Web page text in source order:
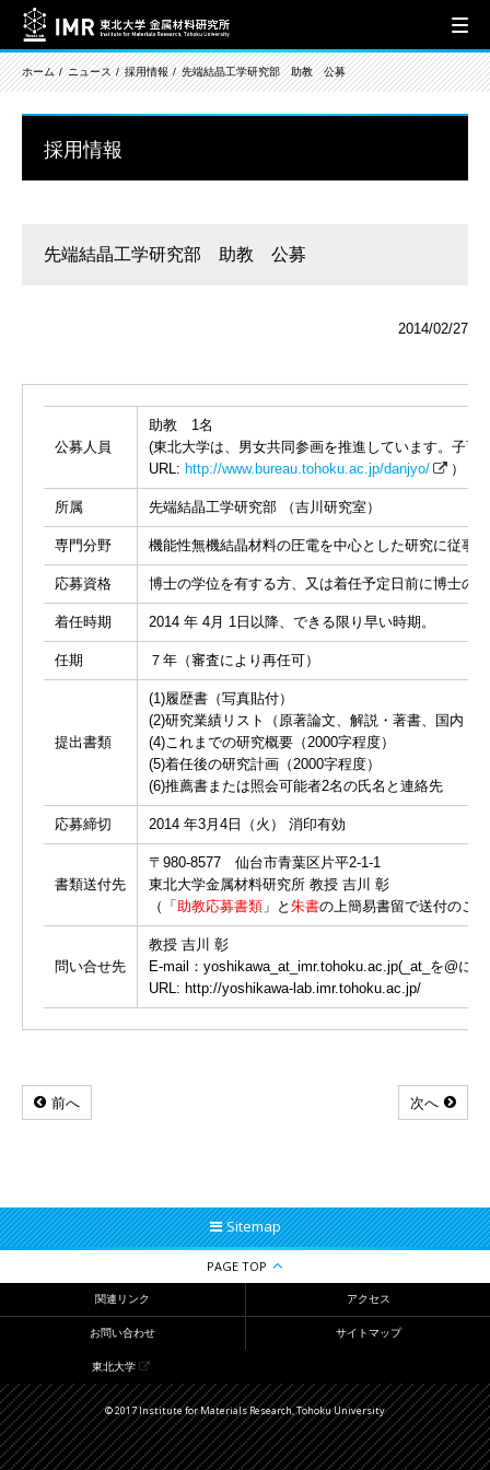
ホーム ニュース 採用情報 先端結晶工学研究部 助教 公募
採用情報
先端結晶工学研究部 助教 公募
2014/02/27
公募人員
助教 1名
(東北大学は、男女共同参画を推進しています。子
URL: http://www.bureau.tohoku.ac.jp/danjyo/ ）
所属 先端結晶工学研究部 （吉川研究室）
専門分野 機能性無機結晶材料の圧電を中心とした研究に従事
応募資格 博士の学位を有する方、又は着任予定日前に博士の
着任時期 2014 年 4月 1日以降、できる限り早い時期。
任期 ７年（審査により再任可）
提出書類
(1)履歴書（写真貼付）
(2)研究業績リスト（原著論文、解説・著書、国内・
(4)これまでの研究概要（2000字程度）
(5)着任後の研究計画（2000字程度）
(6)推薦書または照会可能者2名の氏名と連絡先
応募締切 2014 年3月4日（火） 消印有効
書類送付先
〒980-8577 仙台市青葉区片平2-1-1
東北大学金属材料研究所 教授 吉川 彰
（「 助教応募書類 」と 朱書の上簡易書留で送付のこ
問い合せ先
教授 吉川 彰
E-mail：yoshikawa_at_imr.tohoku.ac.jp(_at_を@に
URL: http://yoshikawa-lab.imr.tohoku.ac.jp/
前へ 次へ
Sitemap
PAGE TOP
関連リンク アクセス
お問い合わせ サイトマップ
東北大学
© 2017 Institute for Materials Research, Tohoku University